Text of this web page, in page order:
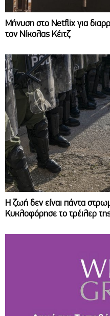
Μήνυση στο Netflix για
τον Νίκολας Κέιτζ
Η ζωή δεν είναι πάντα
Κυκλοφόρησε το τρέιλερ